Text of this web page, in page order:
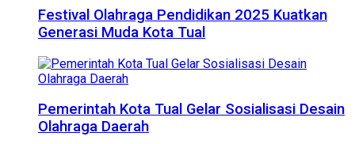
Festival Olahraga Pendidikan 2025 Kuatkan
Generasi Muda Kota Tual
Pemerintah Kota Tual Gelar Sosialisasi Desain
Olahraga Daerah